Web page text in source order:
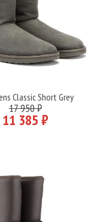
Подробнее
Classic Short Grey
17 950 ₽
11 385 ₽